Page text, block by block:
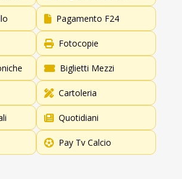
Pagamento F24
Fotocopie
Biglietti Mezzi
Cartoleria
Quotidiani
Pay Tv Calcio